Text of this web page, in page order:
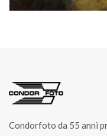
€ 55.00
Condorfoto da 55 anni